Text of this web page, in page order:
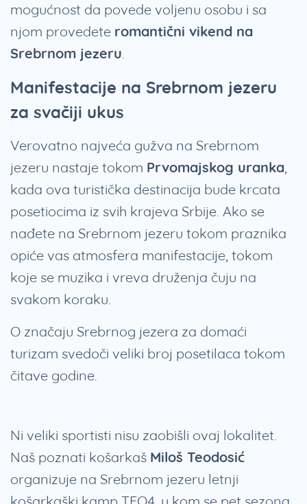
mogućnost da povede voljenu osobu i sa
njom provedete romantični vikend na
Srebrnom jezeru.
Manifestacije na Srebrnom jezeru
za svačiji ukus
Verovatno najveća gužva na Srebrnom
jezeru nastaje tokom Prvomajskog uranka,
kada ova turistička destinacija bude krcata
posetiocima iz svih krajeva Srbije. Ako se
nađete na Srebrnom jezeru tokom praznika
opiće vas atmosfera manifestacije, tokom
koje se muzika i vreva druženja čuju na
svakom koraku.
O značaju Srebrnog jezera za domaći
turizam svedoči veliki broj posetilaca tokom
čitave godine.
Ni veliki sportisti nisu zaobišli ovaj lokalitet.
Naš poznati košarkaš Miloš Teodosić
organizuje na Srebrnom jezeru letnji